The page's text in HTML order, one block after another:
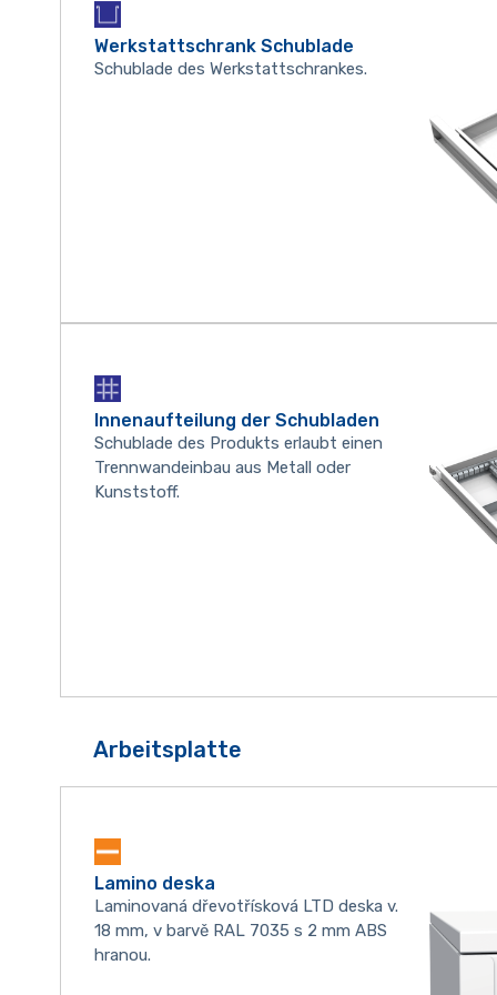
Werkstattschrank Schublade
Schublade des Werkstattschrankes.
Innenaufteilung der Schubladen
Schublade des Produkts erlaubt einen
Trennwandeinbau aus Metall oder
Kunststoff.
Arbeitsplatte
Lamino deska
Laminovaná dřevotřísková LTD deska v.
18 mm, v barvě RAL 7035 s 2 mm ABS
hranou.